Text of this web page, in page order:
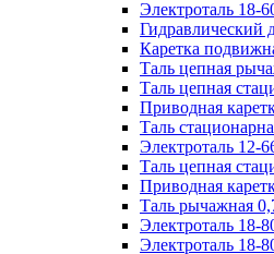
Электроталь 18-
Гидравлический
Каретка
Таль цепная
Таль цепная
Приводная
Таль
Электроталь 12-
Таль цепная
Приводная
Таль рычажная
Электроталь 18-
Электроталь 18-